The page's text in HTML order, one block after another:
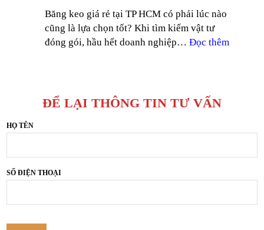
AN,
BÌNH
DƯƠNG
SẢN
NAM
Băng keo giá rẻ tại TP HCM có phải lúc nào
cũng là lựa chọn tốt? Khi tìm kiếm vật tư
đóng gói, hầu hết doanh nghiệp… Đọc thêm
TP
–
ĐỂ LẠI THÔNG TIN TƯ VẤN
HỌ TÊN
SỐ ĐIỆN THOẠI